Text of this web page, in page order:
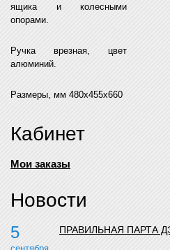
ящика и колесными
опорами.
Ручка врезная, цвет
алюминий.
Размеры, мм 480х455х660
Кабинет
Мои заказы
Новости
5 ПРАВИЛЬНАЯ ПАРТА